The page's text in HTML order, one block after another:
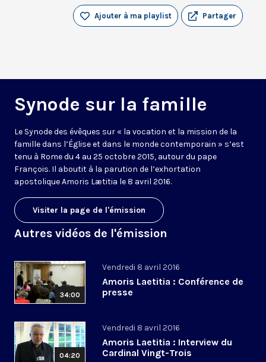
Partager
Ajouter à ma playlist
Synode sur la famille
Le Synode des évêques sur « la vocation et la mission de la
famille dans l’Église et dans le monde contemporain » s’est
tenu à Rome du 4 au 25 octobre 2015, autour du pape
François. Il aboutit à la parution de l’exhortation
apostolique Amoris Lætitia le 8 avril 2016.
Visiter la page de l'émission
Autres vidéos de l'émission
34:00
Vendredi 8 avril 2016
Amoris Laetitia : Conférence de
presse
04:20
Vendredi 8 avril 2016
Amoris Laetitia : Interview du
Cardinal Vingt-Trois